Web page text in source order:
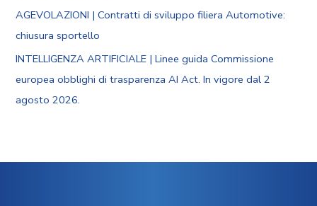
AGEVOLAZIONI | Contratti di sviluppo filiera Automotive:
chiusura sportello
INTELLIGENZA ARTIFICIALE | Linee guida Commissione
europea obblighi di trasparenza AI Act. In vigore dal 2
agosto 2026.